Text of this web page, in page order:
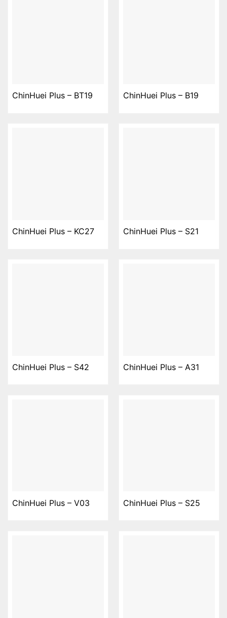
ChinHuei Plus – BT19 ChinHuei Plus – B19
ChinHuei Plus – KC27 ChinHuei Plus – S21
ChinHuei Plus – S42 ChinHuei Plus – A31
ChinHuei Plus – V03 ChinHuei Plus – S25